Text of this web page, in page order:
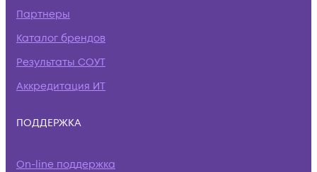
Партнеры
Каталог брендов
Результаты СОУТ
Аккредитация ИТ
ПОДДЕРЖКА
On-line поддержка